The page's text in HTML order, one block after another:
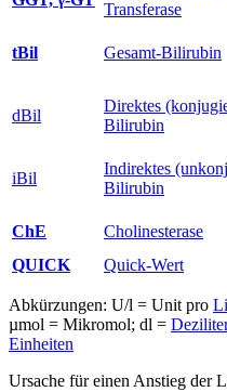
Transferase
tBil Gesamt-Bilirubin
dBil
Direktes
Bilirubin
iBil
Indirektes
Bilirubin
ChE
Cholinesterase
QUICK
Quick-Wert
Abkürzungen: U/l = Unit pro
µmol = Mikromol; dl =
Einheiten
Ursache für einen Anstieg der